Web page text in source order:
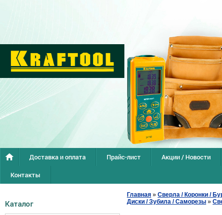
Доставка и оплата Прайс-лист
Акции / Новости
Контакты
Каталог
Главная » Сверла / Коронки /
Диски / Зубила / Саморезы »